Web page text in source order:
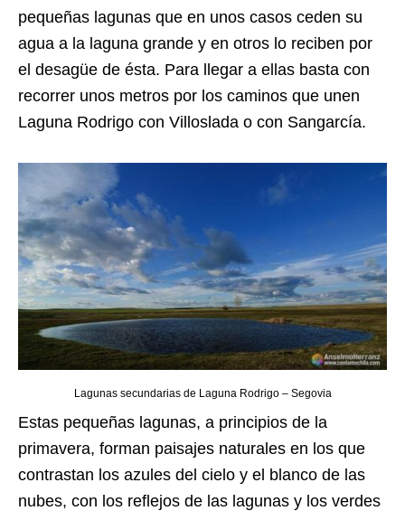
pequeñas lagunas que en unos casos ceden su
agua a la laguna grande y en otros lo reciben por
el desagüe de ésta. Para llegar a ellas basta con
recorrer unos metros por los caminos que unen
Laguna Rodrigo con Villoslada o con Sangarcía.
Lagunas secundarias de Laguna Rodrigo – Segovia
Estas pequeñas lagunas, a principios de la
primavera, forman paisajes naturales en los que
contrastan los azules del cielo y el blanco de las
nubes, con los reflejos de las lagunas y los verdes